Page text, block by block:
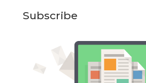
Subscribe